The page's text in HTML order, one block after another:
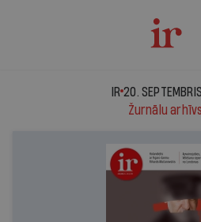
IR - 20.
IR 20.
Žurnālu arhīvs